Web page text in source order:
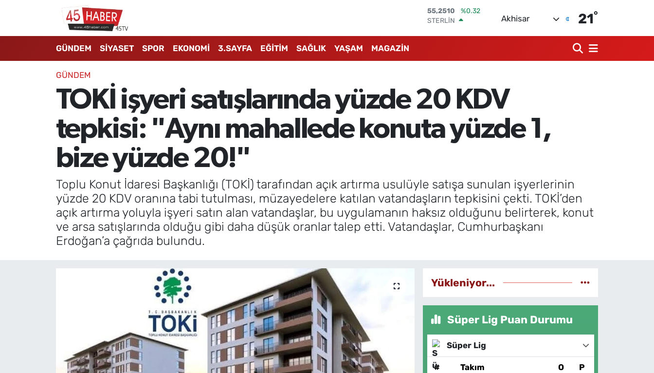
STERLİN
64,4811
%0.38
13.779
%-14
DOLAR
47,7436
%0.18
EURO
55,2510
%0.32
Akhisar 21°
GÜNDEM SİYASET SPOR EKONOMİ 3.SAYFA EĞİTİM SAĞLIK YAŞAM MAGAZİN
GÜNDEM
TOKİ işyeri satışlarında yüzde 20 KDV
tepkisi: "Aynı mahallede konuta yüzde 1,
bize yüzde 20!"
Toplu Konut İdaresi Başkanlığı (TOKİ) tarafından açık artırma usulüyle satışa sunulan işyerlerinin
yüzde 20 KDV oranına tabi tutulması, müzayedelere katılan vatandaşların tepkisini çekti. TOKİ’den
açık artırma yoluyla işyeri satın alan vatandaşlar, bu uygulamanın haksız olduğunu belirterek, konut
ve arsa satışlarında olduğu gibi daha düşük oranlar talep etti. Vatandaşlar, Cumhurbaşkanı
Erdoğan’a çağrıda bulundu.
Yükleniyor...
Süper Lig Puan Durumu
Süper Lig
# Takım O P
GÜNDEM
SİYASET
EKONOMİ
3.SAYFA
YAŞAM
MAGAZİN
Manisa Nöbetçi Eczaneler
Manisa Hava Durumu
Manisa Namaz Vakitleri
Manisa Trafik Yoğunluk Haritası
Süper Lig Puan Durumu ve Fikstür
Tüm Manşetler
Son Dakika Haberleri
Haber Arşivi